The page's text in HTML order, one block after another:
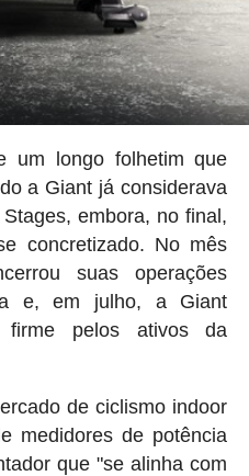
um longo folhetim que
a Giant já considerava
embora, no final,
concretizado. No mês
suas operações
e, em julho, a Giant
firme pelos ativos da
de ciclismo indoor
medidores de potência
que "se alinha com